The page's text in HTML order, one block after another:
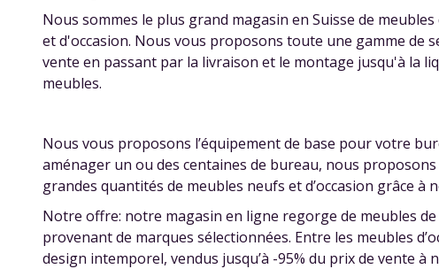
Nous sommes le plus grand magasin en Suisse de
et d'occasion. Nous vous proposons toute une gamme de
vente en passant par la livraison et le montage jusqu'à la
meubles.
Nous vous proposons l’équipement de base pour votre
aménager un ou des centaines de bureau, nous
grandes quantités de meubles neufs et d’occasion grâce à
Notre offre: notre magasin en ligne regorge de meubles
provenant de marques sélectionnées. Entre les meubles
design intemporel, vendus jusqu’à -95% du prix de vente à